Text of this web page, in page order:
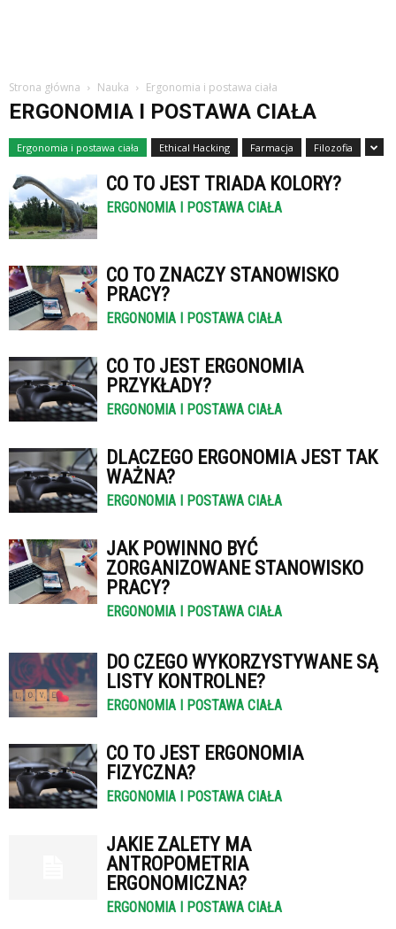
Strona główna Nauka Ergonomia i postawa ciała
ERGONOMIA I POSTAWA CIAŁA
Ergonomia i postawa ciała Ethical Hacking Farmacja Filozofia
CO TO JEST TRIADA KOLORY?
ERGONOMIA I POSTAWA CIAŁA
CO TO ZNACZY STANOWISKO
PRACY?
ERGONOMIA I POSTAWA CIAŁA
CO TO JEST ERGONOMIA
PRZYKŁADY?
ERGONOMIA I POSTAWA CIAŁA
DLACZEGO ERGONOMIA JEST TAK
WAŻNA?
ERGONOMIA I POSTAWA CIAŁA
JAK POWINNO BYĆ
ZORGANIZOWANE STANOWISKO
PRACY?
ERGONOMIA I POSTAWA CIAŁA
DO CZEGO WYKORZYSTYWANE SĄ
LISTY KONTROLNE?
ERGONOMIA I POSTAWA CIAŁA
CO TO JEST ERGONOMIA
FIZYCZNA?
ERGONOMIA I POSTAWA CIAŁA
JAKIE ZALETY MA
ANTROPOMETRIA
ERGONOMICZNA?
ERGONOMIA I POSTAWA CIAŁA